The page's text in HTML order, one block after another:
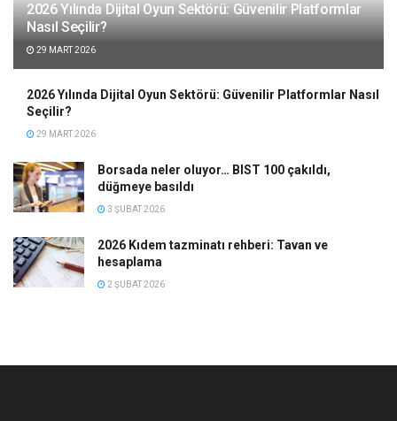
2026 Yılında Dijital Oyun Sektörü: Güvenilir Platformlar
Nasıl Seçilir?
29 MART 2026
2026 Yılında Dijital Oyun Sektörü: Güvenilir Platformlar Nasıl
Seçilir?
29 MART 2026
Borsada neler oluyor… BIST 100 çakıldı,
düğmeye basıldı
3 ŞUBAT 2026
2026 Kıdem tazminatı rehberi: Tavan ve
hesaplama
2 ŞUBAT 2026